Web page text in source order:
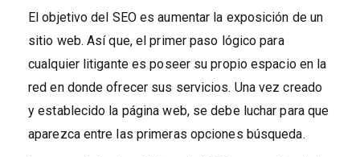
El objetivo del SEO es aumentar la exposición de un
sitio web. Así que, el primer paso lógico para
cualquier litigante es poseer su propio espacio en la
red en donde ofrecer sus servicios. Una vez creado
y establecido la página web, se debe luchar para que
aparezca entre las primeras opciones búsqueda.